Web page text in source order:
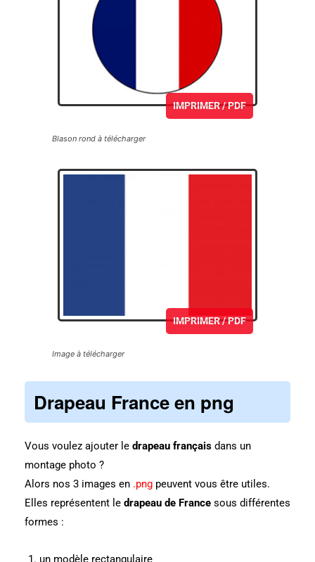
IMPRIMER / PDF
Blason rond à télécharger
IMPRIMER / PDF
Image à télécharger
Drapeau Franceen png
Vous voulez ajouter le drapeau français dans un
montage photo ?
Alors nos 3 images en .png peuvent vous être utiles.
Elles représentent le drapeau de France sous différentes
formes :
un modèle rectangulaire